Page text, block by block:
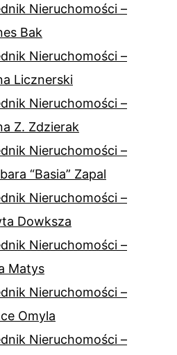
Nieruchomości –
Bak
Nieruchomości –
Licznerski
Nieruchomości –
Z. Zdzierak
Nieruchomości –
“Basia” Zapal
Nieruchomości –
Dowksza
Nieruchomości –
Matys
Nieruchomości –
Omyla
Nieruchomości –